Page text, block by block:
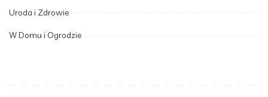
Uroda i Zdrowie
W Domu i Ogrodzie